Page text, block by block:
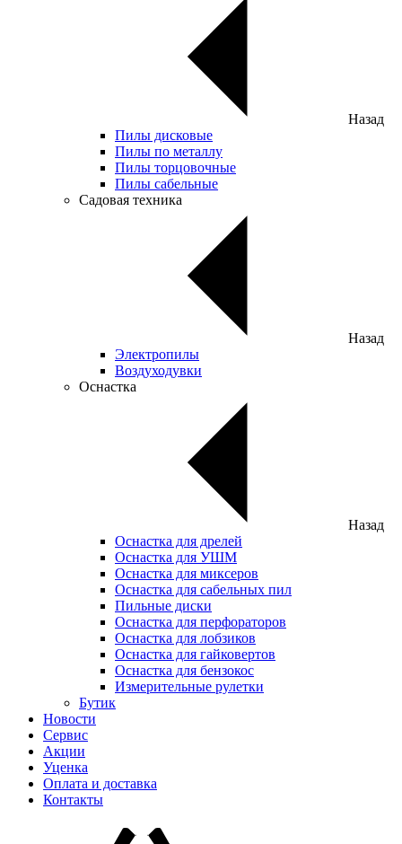
Назад
Пилы дисковые
Пилы по металлу
Пилы торцовочные
Пилы сабельные
Садовая техника
Назад
Электропилы
Воздуходувки
Оснастка
Назад
Оснастка для дрелей
Оснастка для УШМ
Оснастка для миксеров
Оснастка для сабельных пил
Пильные диски
Оснастка для перфораторов
Оснастка для лобзиков
Оснастка для гайковертов
Оснастка для бензокос
Измерительные рулетки
Бутик
Новости
Сервис
Акции
Уценка
Оплата и доставка
Контакты